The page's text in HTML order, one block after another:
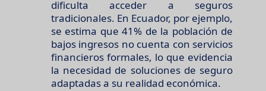
dificulta acceder a seguros
tradicionales. En Ecuador, por ejemplo,
se estima que 41% de la población de
bajos ingresos no cuenta con servicios
financieros formales, lo que evidencia
la necesidad de soluciones de seguro
adaptadas a su realidad económica.